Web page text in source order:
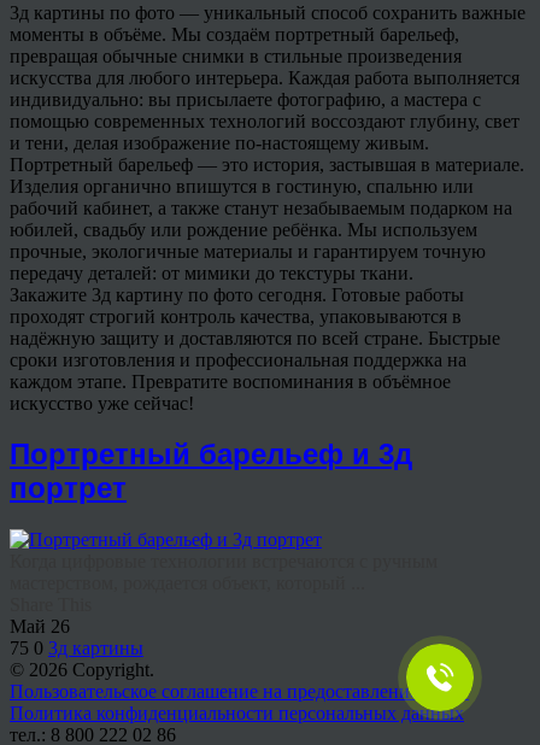
3д картины по фото — уникальный способ сохранить важные
моменты в объёме. Мы создаём портретный барельеф,
превращая обычные снимки в стильные произведения
искусства для любого интерьера. Каждая работа выполняется
индивидуально: вы присылаете фотографию, а мастера с
помощью современных технологий воссоздают глубину, свет
и тени, делая изображение по-настоящему живым.
Портретный барельеф — это история, застывшая в материале.
Изделия органично впишутся в гостиную, спальню или
рабочий кабинет, а также станут незабываемым подарком на
юбилей, свадьбу или рождение ребёнка. Мы используем
прочные, экологичные материалы и гарантируем точную
передачу деталей: от мимики до текстуры ткани.
Закажите 3д картину по фото сегодня. Готовые работы
проходят строгий контроль качества, упаковываются в
надёжную защиту и доставляются по всей стране. Быстрые
сроки изготовления и профессиональная поддержка на
каждом этапе. Превратите воспоминания в объёмное
искусство уже сейчас!
Портретный барельеф и 3д
портрет
Май 26
75 0 3д картины
© 2026 Copyright.
Пользовательское соглашение на предоставление услуг
Политика конфиденциальности персональных данных
тел.: 8 800 222 02 86